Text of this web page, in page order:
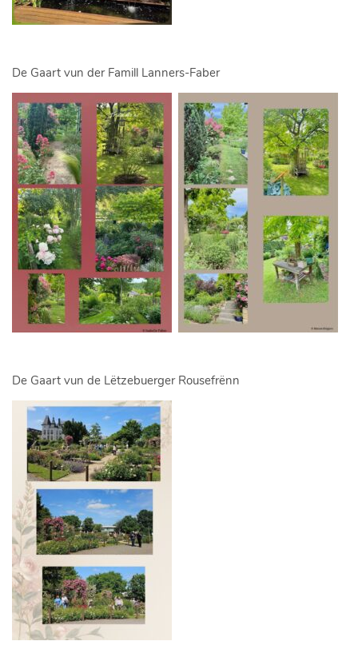
De Gaart vun der Famill Lanners-Faber
De Gaart vun de Lëtzebuerger Rousefrënn